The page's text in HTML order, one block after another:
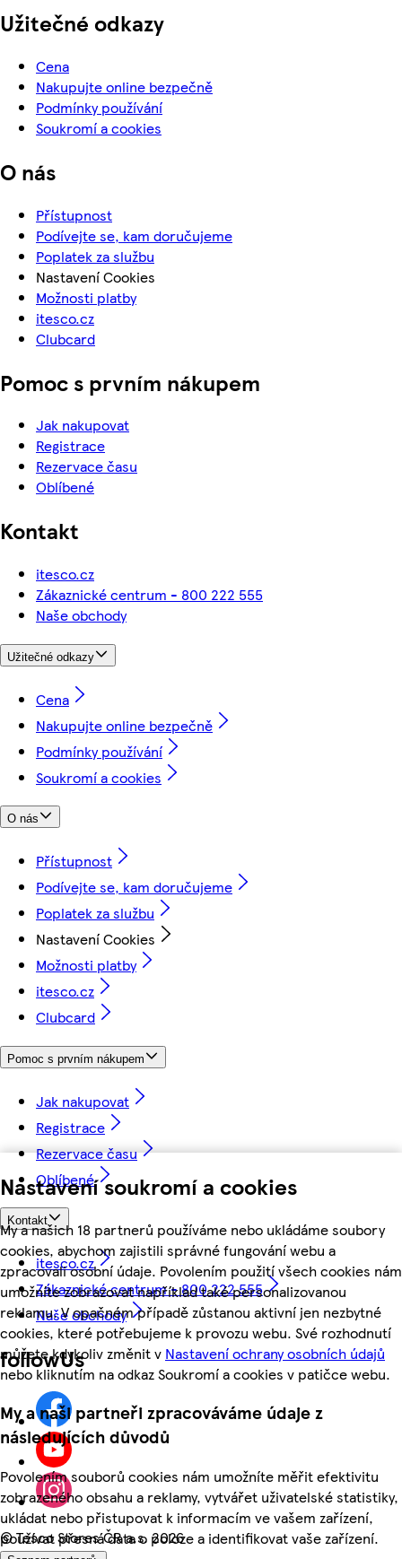
Nastavení soukromí a cookies
My a našich 18 partnerů používáme nebo ukládáme soubory
cookies, abychom zajistili správné fungování webu a
zpracovali osobní údaje. Povolením použití všech cookies nám
umožníte zobrazovat například také personalizovanou
reklamu. V opačném případě zůstanou aktivní jen nezbytné
cookies, které potřebujeme k provozu webu. Své rozhodnutí
můžete kdykoliv změnit v Nastavení ochrany osobních údajů
nebo kliknutím na odkaz Soukromí a cookies v patičce webu.
My a naši partneři zpracováváme údaje z
následujících důvodů
Povolením souborů cookies nám umožníte měřit efektivitu
zobrazeného obsahu a reklamy, vytvářet uživatelské statistiky,
ukládat nebo přistupovat k informacím ve vašem zařízení,
používat přesná data o poloze a identifikovat vaše zařízení.
Užitečné odkazy
Cena
Nakupujte online bezpečně
Podmínky používání
Soukromí a cookies
O nás
Přístupnost
Podívejte se, kam doručujeme
Poplatek za službu
Nastavení Cookies
Možnosti platby
itesco.cz
Clubcard
Pomoc s prvním nákupem
Jak nakupovat
Registrace
Rezervace času
Oblíbené
Kontakt
itesco.cz
Zákaznické centrum - 800 222 555
Naše obchody
Užitečné odkazy
Cena
Nakupujte online bezpečně
Podmínky používání
Soukromí a cookies
O nás
Přístupnost
Podívejte se, kam doručujeme
Poplatek za službu
Nastavení Cookies
Možnosti platby
itesco.cz
Clubcard
Pomoc s prvním nákupem
Jak nakupovat
Registrace
Rezervace času
Oblíbené
Kontakt
itesco.cz
Zákaznické centrum - 800 222 555
Naše obchody
followUs
©Tesco Stores ČR a.s. 2026